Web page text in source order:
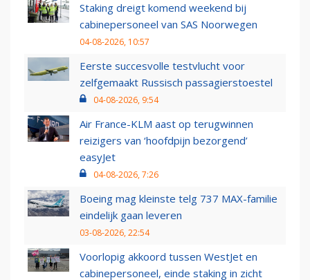
Staking dreigt komend weekend bij
cabinepersoneel van SAS Noorwegen
04-08-2026, 10:57
Eerste succesvolle testvlucht voor
zelfgemaakt Russisch passagierstoestel
04-08-2026, 9:54
Air France-KLM aast op terugwinnen
reizigers van ‘hoofdpijn bezorgend’
easyJet
04-08-2026, 7:26
Boeing mag kleinste telg 737 MAX-familie
eindelijk gaan leveren
03-08-2026, 22:54
Voorlopig akkoord tussen WestJet en
cabinepersoneel, einde staking in zicht